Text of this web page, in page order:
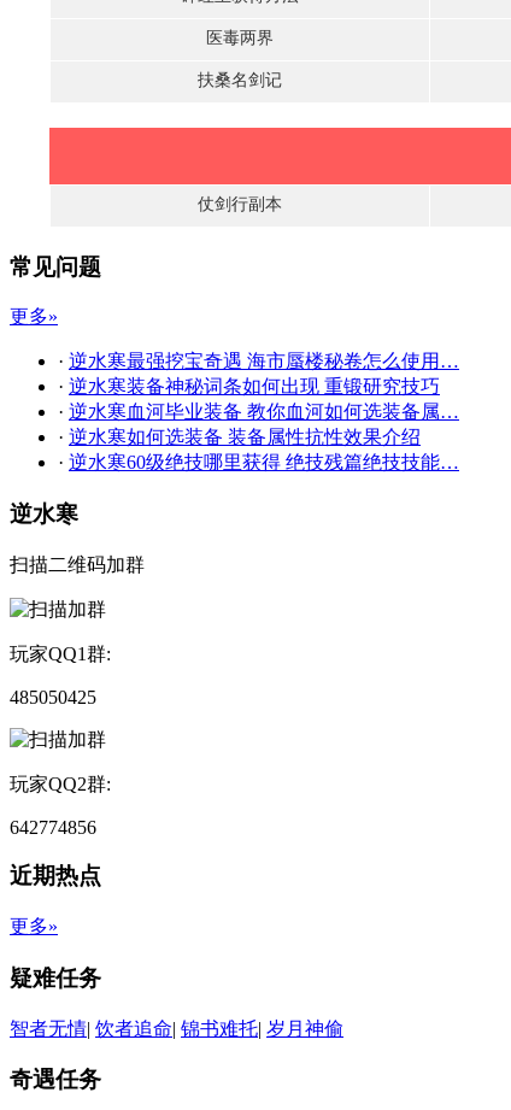
医毒两界
扶桑名剑记
仗剑行副本
常见问题
更多»
· 逆水寒最强挖宝奇遇 海市蜃楼秘卷怎么使用…
· 逆水寒装备神秘词条如何出现 重锻研究技巧
· 逆水寒血河毕业装备 教你血河如何选装备属…
· 逆水寒如何选装备 装备属性抗性效果介绍
· 逆水寒60级绝技哪里获得 绝技残篇绝技技能…
逆水寒
扫描二维码加群
玩家QQ1群:
485050425
玩家QQ2群:
642774856
近期热点
更多»
疑难任务
智者无情| 饮者追命| 锦书难托| 岁月神偷
奇遇任务